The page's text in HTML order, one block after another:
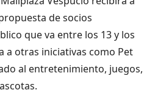
de socios
que va entre los 13 y los
a otras iniciativas como Pet
al entretenimiento, juegos,